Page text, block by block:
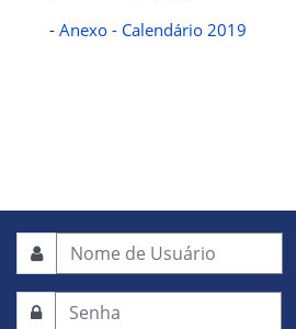
- Anexo - Calendário 2019